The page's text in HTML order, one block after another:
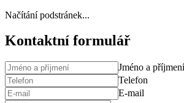
Načítání podstránek...
Kontaktní formulář
Jméno a příjmení
Telefon
E-mail